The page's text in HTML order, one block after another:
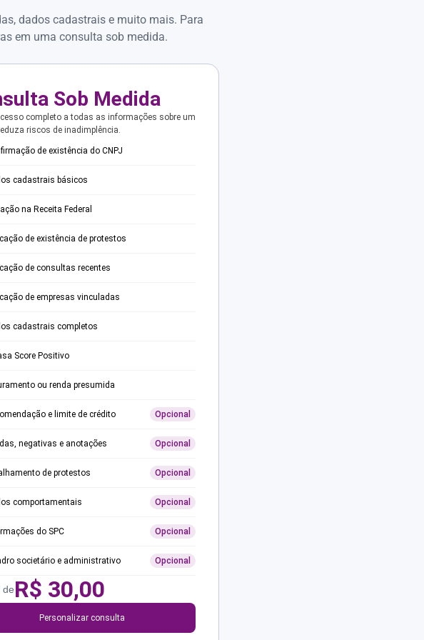
dados cadastrais e muito mais. Para
em uma consulta sob medida.
Sob Medida
completo a todas as informações sobre um
riscos de inadimplência.
de existência do CNPJ
cadastrais básicos
na Receita Federal
de existência de protestos
de consultas recentes
de empresas vinculadas
cadastrais completos
Score Positivo
ou renda presumida
e limite de crédito Opcional
negativas e anotações Opcional
de protestos Opcional
comportamentais Opcional
do SPC Opcional
societário e administrativo Opcional
deR$ 30,00
Personalizar consulta